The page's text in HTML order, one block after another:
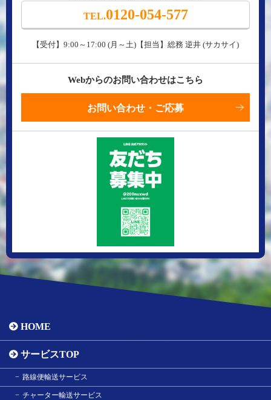
TEL.0120-054-577
【受付】9:00～17:00 (月～土)【担当】総務 逆井 (サカサイ)
Webからのお問い合わせはこちら
お問い合わせ・ご応募
HOME
サービスTOP
路線便輸送サービス
チャーター輸送サービス